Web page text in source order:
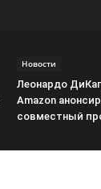
Новости
Леонардо
Amazon
совместный